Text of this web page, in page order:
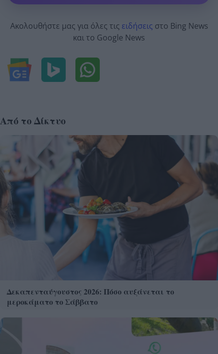
Ακολουθήστε μας για όλες τις ειδήσεις στο Bing News
και το Google News
Από το Δίκτυο
Δεκαπενταύγουστος 2026: Πόσο αυξάνεται το
μεροκάματο το Σάββατο